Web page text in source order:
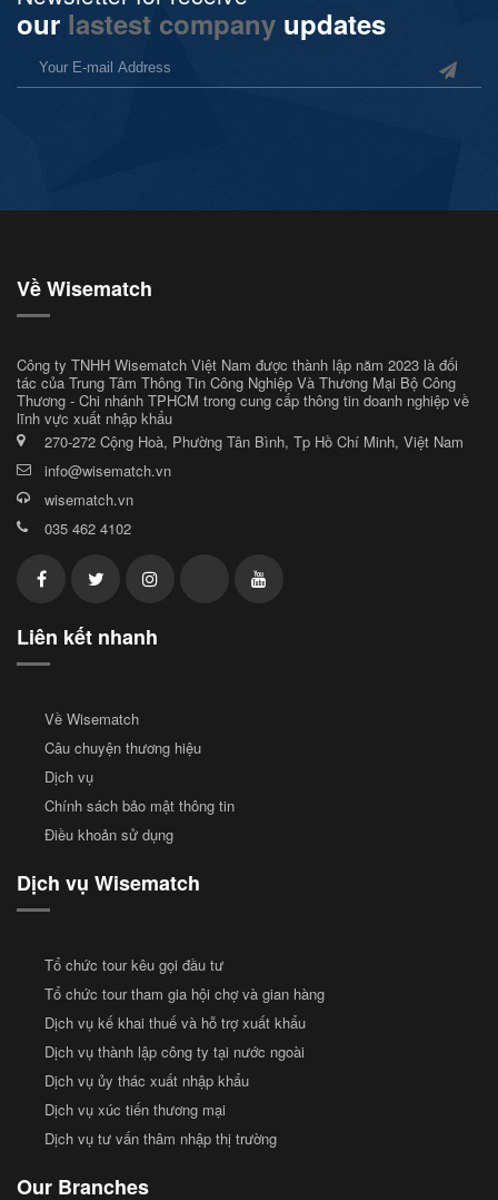
our lastest company updates
Về Wisematch
Công ty TNHH Wisematch Việt Nam được thành lập năm 2023 là đối
tác của Trung Tâm Thông Tin Công Nghiệp Và Thương Mại Bộ Công
Thương - Chi nhánh TPHCM trong cung cấp thông tin doanh nghiệp về
lĩnh vực xuất nhập khẩu
270-272 Cộng Hoà, Phường Tân Bình, Tp Hồ Chí Minh, Việt Nam
info@wisematch.vn
wisematch.vn
035 462 4102
Liên kết nhanh
Về Wisematch
Câu chuyện thương hiệu
Dịch vụ
Chính sách bảo mật thông tin
Điều khoản sử dụng
Dịch vụ Wisematch
Tổ chức tour kêu gọi đầu tư
Tổ chức tour tham gia hội chợ và gian hàng
Dịch vụ kế khai thuế và hỗ trợ xuất khẩu
Dịch vụ thành lập công ty tại nước ngoài
Dịch vụ ủy thác xuất nhập khẩu
Dịch vụ xúc tiến thương mại
Dịch vụ tư vấn thâm nhập thị trường
Our Branches